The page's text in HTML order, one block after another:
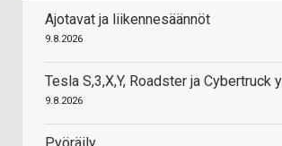
Ajotavat ja liikennesäännöt
9.8.2026
Tesla S,3,X,Y, Roadster ja Cybertruck
9.8.2026